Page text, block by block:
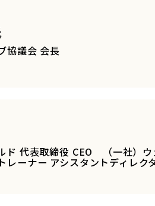
協議会 会長
ルド 代表取締役 CEO （一社）
レーナー アシスタントディレク